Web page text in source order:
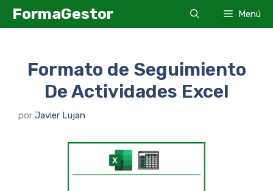
SaltarFormaGestor Menú
Formato de Seguimiento
De Actividades Excel
por Javier Lujan